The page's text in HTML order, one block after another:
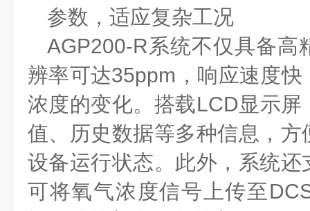
参数，适应复杂工况
AGP200-R系统不仅具备高
辨率可达35ppm ，响应速度
浓度的变化。搭载LCD显示屏
值、历史数据等多种信息，
设备运行状态。此外，系统
可将氧气浓度信号上传至